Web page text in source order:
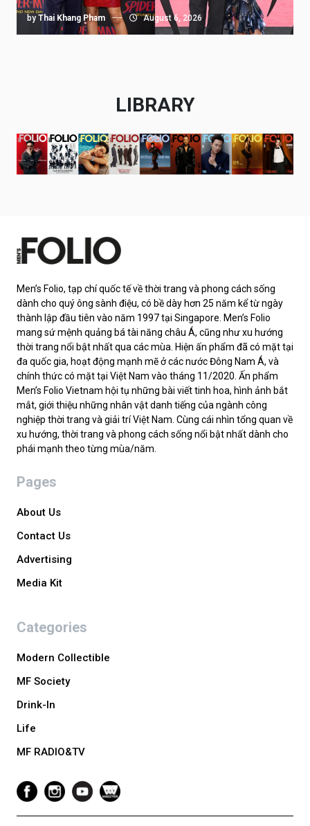
by Thai Khang Pham August 6, 2026
LIBRARY
Men’s Folio, tạp chí quốc tế về thời trang và phong cách sống
dành cho quý ông sành điệu, có bề dày hơn 25 năm kể từ ngày
thành lập đầu tiên vào năm 1997 tại Singapore. Men’s Folio
mang sứ mệnh quảng bá tài năng châu Á, cũng như xu hướng
thời trang nổi bật nhất qua các mùa. Hiện ấn phẩm đã có mặt tại
đa quốc gia, hoạt động mạnh mẽ ở các nước Đông Nam Á, và
chính thức có mặt tại Việt Nam vào tháng 11/2020. Ấn phẩm
Men’s Folio Vietnam hội tụ những bài viết tinh hoa, hình ảnh bắt
mắt, giới thiệu những nhân vật danh tiếng của ngành công
nghiệp thời trang và giải trí Việt Nam. Cùng cái nhìn tổng quan về
xu hướng, thời trang và phong cách sống nổi bật nhất dành cho
phái mạnh theo từng mùa/năm.
Pages
About Us
Contact Us
Advertising
Media Kit
Categories
Modern Collectible
MF Society
Drink-In
Life
MF RADIO&TV